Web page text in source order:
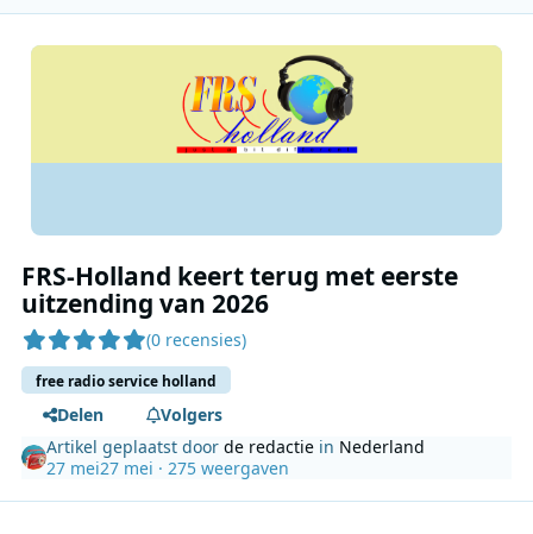
FRS-Holland keert terug met eerste
uitzending van 2026
(0 recensies)
free radio service holland
Delen
Volgers
Artikel geplaatst doorde redactie in Nederland
27 mei27 mei · 275 weergaven